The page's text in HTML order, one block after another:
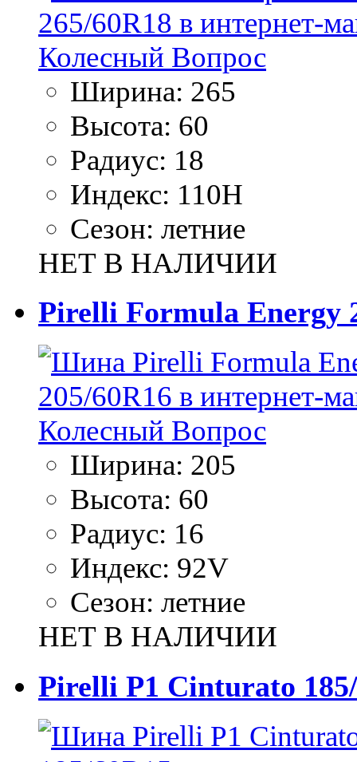
Ширина: 265
Высота: 60
Радиус: 18
Индекс: 110H
Сезон: летние
НЕТ В НАЛИЧИИ
Pirelli Formula Energy
Ширина: 205
Высота: 60
Радиус: 16
Индекс: 92V
Сезон: летние
НЕТ В НАЛИЧИИ
Pirelli P1 Cinturato